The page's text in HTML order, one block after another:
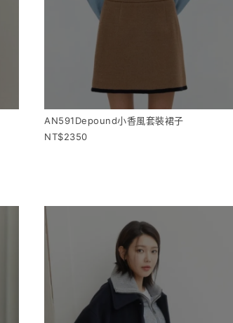
AN591Depound小香風套裝裙子
2350